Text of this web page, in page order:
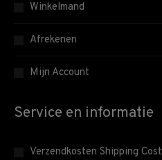
Winkelmand
Afrekenen
Mijn Account
Service en informatie
Verzendkosten Shipping Cost